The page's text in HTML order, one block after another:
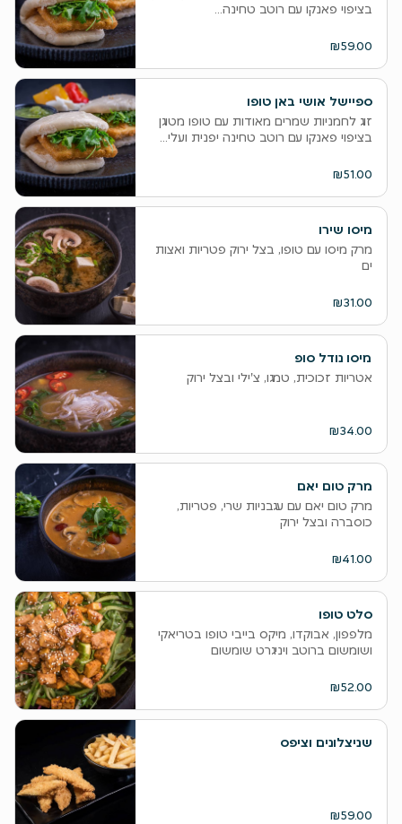
בציפוי פאנקו עם רוטב טחינה...
₪59.00
ספיישל אושי באן טופו
זוג לחמניות שמרים מאודות עם טופו מטוגן
בציפוי פאנקו עם רוטב טחינה יפנית ועלי...
₪51.00
מיסו שירו
מרק מיסו עם טופו, בצל ירוק פטריות ואצות
ים
₪31.00
מיסו נודל סופ
אטריות זכוכית, טמגו, צ'ילי ובצל ירוק
₪34.00
מרק טום יאם
מרק טום יאם עם עגבניות שרי, פטריות,
כוסברה ובצל ירוק
₪41.00
סלט טופו
מלפפון, אבוקדו, מיקס בייבי טופו בטריאקי
ושומשום ברוטב ויניגרט שומשום
₪52.00
שניצלונים וציפס
₪59.00